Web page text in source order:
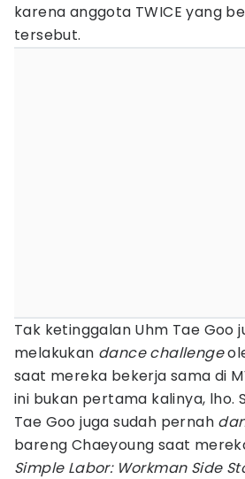
karena anggota TWICE yang
tersebut.
Tak ketinggalan Uhm Tae Goo
melakukan dance challenge
saat mereka bekerja sama di
ini bukan pertama kalinya, lho.
Tae Goo juga sudah pernah
bareng Chaeyoung saat
Simple Labor: Workman Side